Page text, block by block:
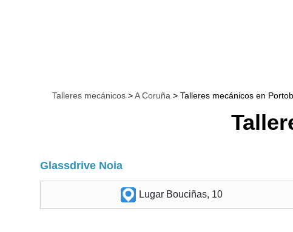
Talleres mecánicos >A Coruña > Talleres mecánicos en
Glassdrive Noia
Lugar Bouciñas, 10